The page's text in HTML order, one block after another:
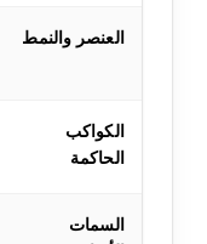
العنصر والنمط
الكواكب
الحاكمة
السمات